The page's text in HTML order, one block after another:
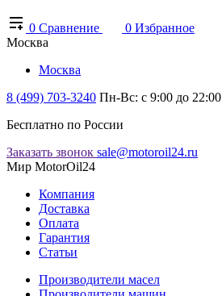
0 Сравнение 0 Избранное
Москва
Москва
8 (499) 703-3240 Пн-Вс: с 9:00 до 22:00
Бесплатно по России
Заказать звонок sale@motoroil24.ru
Мир MotorOil24
Компания
Доставка
Оплата
Гарантия
Статьи
Производители масел